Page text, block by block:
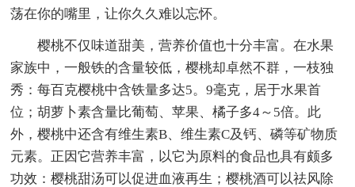
荡在你的嘴里，让你久久难以忘怀。
樱桃不仅味道甜美，营养价值也十分丰富。在水果
家族中，一般铁的含量较低，樱桃却卓然不群，一枝独
秀：每百克樱桃中含铁量多达5。9毫克，居于水果首
位；胡萝卜素含量比葡萄、苹果、橘子多4～5倍。此
外，樱桃中还含有维生素B、维生素C及钙、磷等矿物质
元素。正因它营养丰富，以它为原料的食品也具有颇多
功效：樱桃甜汤可以促进血液再生；樱桃酒可以祛风除